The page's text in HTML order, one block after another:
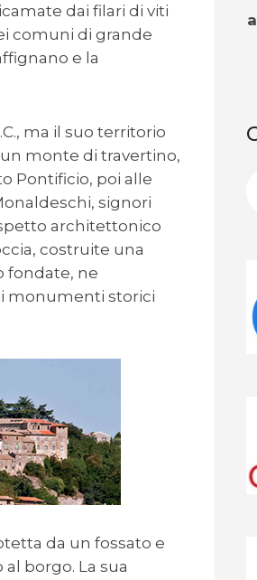
dai filari di viti
comuni di grande
e la
ma il suo territorio
monte di travertino,
Pontificio, poi alle
signori
architettonico
costruite una
fondate, ne
monumenti storici
da un fossato e
borgo. La sua